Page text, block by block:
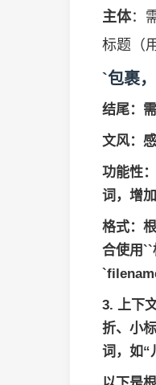
主体：
标题（
`包裹
结尾：
文风：
功能性
词，增
格式：
合使用
3. 上下
折、小
词，如“